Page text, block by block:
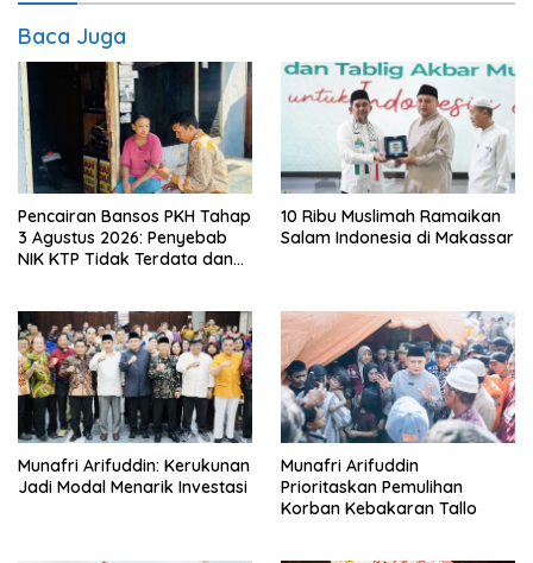
Baca Juga
Pencairan Bansos PKH Tahap
3 Agustus 2026: Penyebab
NIK KTP Tidak Terdata dan
10 Ribu Muslimah Ramaikan
Salam Indonesia di Makassar
Munafri Arifuddin: Kerukunan
Jadi Modal Menarik Investasi
Munafri Arifuddin
Prioritaskan Pemulihan
Korban Kebakaran Tallo